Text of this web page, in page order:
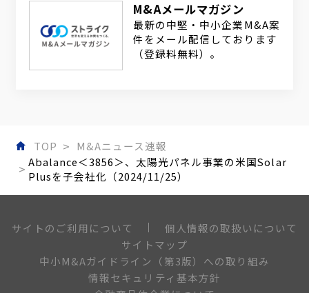
M&Aメールマガジン
最新の中堅・中小企業M&A案
件をメール配信しております
（登録料無料）。
TOP
M&Aニュース速報
Abalance＜3856＞、太陽光パネル事業の米国Solar
Plusを子会社化（2024/11/25）
サイトのご利用について
個人情報の取扱いについて
サイトマップ
中小M&Aガイドライン（第3版）への取り組み
情報セキュリティ基本方針